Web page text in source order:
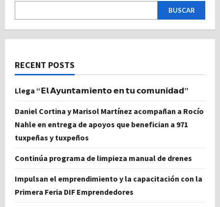
BUSCAR
RECENT POSTS
Llega “𝗘𝗹 𝗔𝘆𝘂𝗻𝘁𝗮𝗺𝗶𝗲𝗻𝘁𝗼 𝗲𝗻 𝘁𝘂 𝗰𝗼𝗺𝘂𝗻𝗶𝗱𝗮𝗱”
Daniel Cortina y Marisol Martínez acompañan a Rocío
Nahle en entrega de apoyos que benefician a 971
tuxpeñas y tuxpeños
Continúa programa de limpieza manual de drenes
Impulsan el emprendimiento y la capacitación con la
Primera Feria DIF Emprendedores